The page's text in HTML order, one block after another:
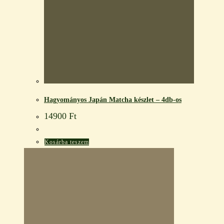
Hagyományos Japán Matcha készlet – 4db-os
14900 Ft
Kosárba teszem